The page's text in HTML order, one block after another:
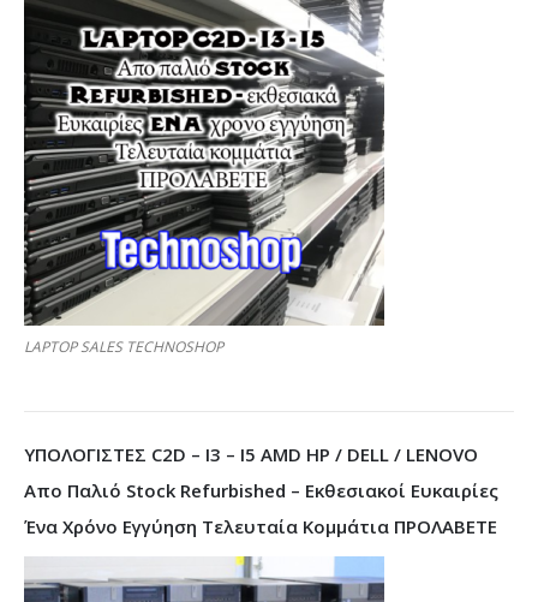
LAPTOP SALES TECHNOSHOP
ΥΠΟΛΟΓΙΣΤΕΣ C2D – I3 – I5 AMD HP / DELL / LENOVO
Απο Παλιό Stock Refurbished – Εκθεσιακοί Ευκαιρίες
Ένα Χρόνο Εγγύηση Τελευταία Κομμάτια ΠΡΟΛΑΒΕΤΕ